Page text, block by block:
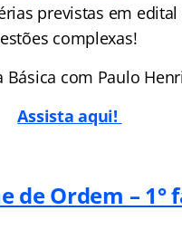
previstas em
complexas!
Básica com Paulo
Assista aqui!
de Ordem – 1°